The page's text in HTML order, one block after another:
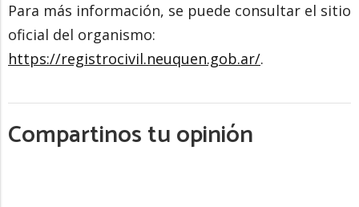
Para más información, se puede consultar el sitio
oficial del organismo:
https://registrocivil.neuquen.gob.ar/.
Compartinos tu opinión